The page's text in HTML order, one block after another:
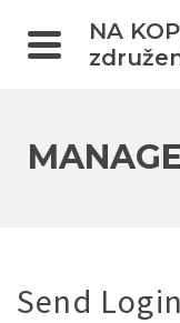
NA
Send